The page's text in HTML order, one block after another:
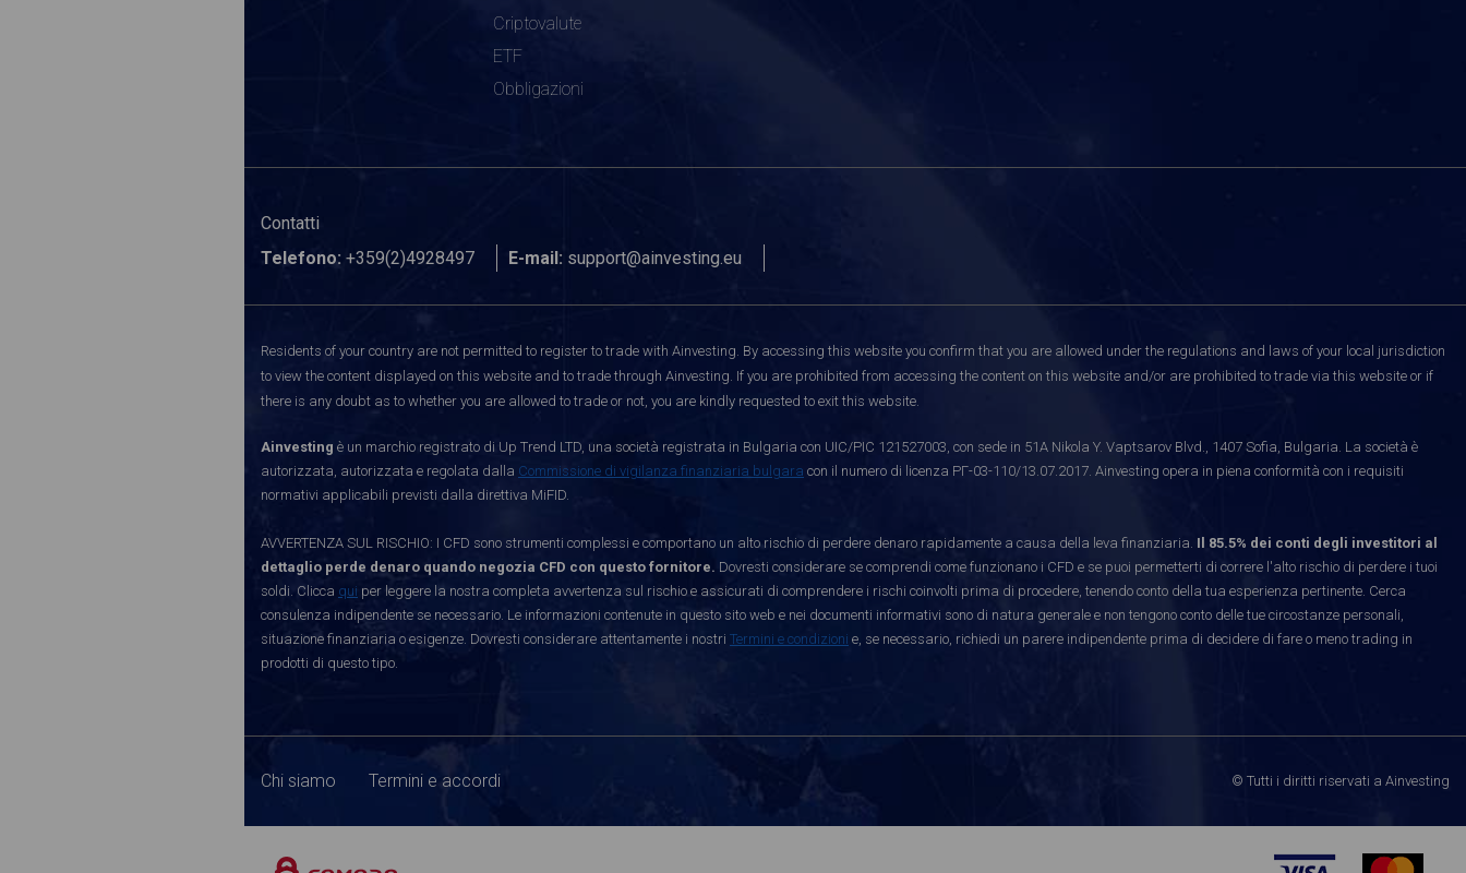
Criptovalute
ETF
Obbligazioni
Contatti
Telefono: +359(2)4928497 E-mail: support@ainvesting.eu
Residents of your country are not permitted to register to trade with Ainvesting. By accessing this website you confirm that you are allowed under the regulations and laws of your local jurisdiction
to view the content displayed on this website and to trade through Ainvesting. If you are prohibited from accessing the content on this website and/or are prohibited to trade via this website or if
there is any doubt as to whether you are allowed to trade or not, you are kindly requested to exit this website.
Ainvesting è un marchio registrato di Up Trend LTD, una società registrata in Bulgaria con UIC/PIC 121527003, con sede in 51A Nikola Y. Vaptsarov Blvd., 1407 Sofia, Bulgaria. La società è
autorizzata, autorizzata e regolata dalla Commissione di vigilanza finanziaria bulgara con il numero di licenza РГ-03-110/13.07.2017. Ainvesting opera in piena conformità con i requisiti
normativi applicabili previsti dalla direttiva MiFID.
AVVERTENZA SUL RISCHIO: I CFD sono strumenti complessi e comportano un alto rischio di perdere denaro rapidamente a causa della leva finanziaria. Il 85.5% dei conti degli investitori al
dettaglio perde denaro quando negozia CFD con questo fornitore. Dovresti considerare se comprendi come funzionano i CFD e se puoi permetterti di correre l'alto rischio di perdere i tuoi
soldi. Clicca qui per leggere la nostra completa avvertenza sul rischio e assicurati di comprendere i rischi coinvolti prima di procedere, tenendo conto della tua esperienza pertinente. Cerca
consulenza indipendente se necessario. Le informazioni contenute in questo sito web e nei documenti informativi sono di natura generale e non tengono conto delle tue circostanze personali,
situazione finanziaria o esigenze. Dovresti considerare attentamente i nostri Termini e condizioni e, se necessario, richiedi un parere indipendente prima di decidere di fare o meno trading in
prodotti di questo tipo.
Chi siamo Termini e accordi © Tutti i diritti riservati a Ainvesting